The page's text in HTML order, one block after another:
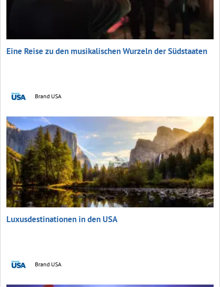
Eine Reise zu den musikalischen Wurzeln der Südstaaten
Brand USA
Luxusdestinationen in den USA
Brand USA